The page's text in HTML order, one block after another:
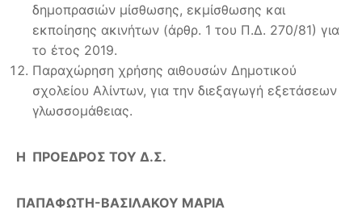
δημοπρασιών μίσθωσης, εκμίσθωσης και
εκποίησης ακινήτων (άρθρ. 1 του Π.Δ. 270/81) για
το έτος 2019.
Παραχώρηση χρήσης αιθουσών Δημοτικού
σχολείου Αλίντων, για την διεξαγωγή εξετάσεων
γλωσσομάθειας.
Η ΠΡΟΕΔΡΟΣ ΤΟΥ Δ.Σ.
ΠΑΠΑΦΩΤΗ-ΒΑΣΙΛΑΚΟΥ ΜΑΡΙΑ